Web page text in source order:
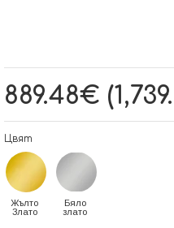
889.48€
Цвят
Жълто
Злато
Бяло
злато